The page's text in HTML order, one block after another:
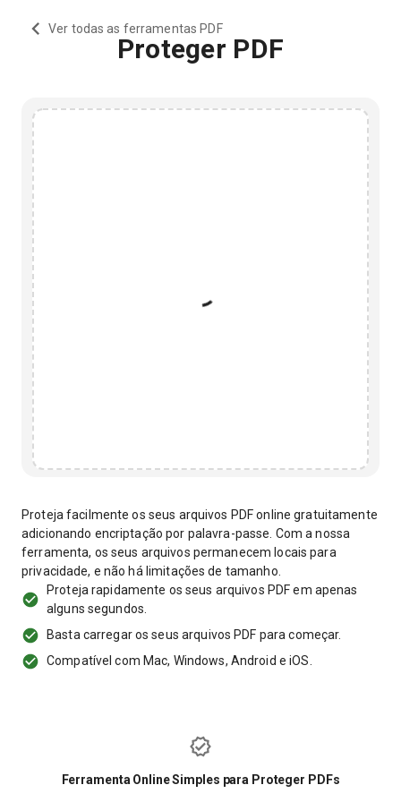
Ver todas as ferramentas PDF
Proteger PDF
Proteja facilmente os seus arquivos PDF online gratuitamente
adicionando encriptação por palavra-passe. Com a nossa
ferramenta, os seus arquivos permanecem locais para
privacidade, e não há limitações de tamanho.
Proteja rapidamente os seus arquivos PDF em apenas
alguns segundos.
Basta carregar os seus arquivos PDF para começar.
Compatível com Mac, Windows, Android e iOS.
Ferramenta Online Simples para Proteger PDFs